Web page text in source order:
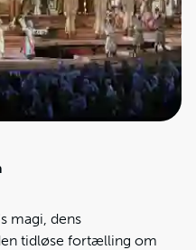
magi, dens
tidløse fortælling om